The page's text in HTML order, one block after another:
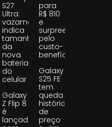
S27
Ultra:
vazamento
indica
tamanho
da
nova
bateria
do
celular
Galaxy
Z Flip 8
é
lançado
para
R$ 810
e
surpreende
pelo
custo-
benefício
Galaxy
S25 FE
tem
queda
histórica
de
preço